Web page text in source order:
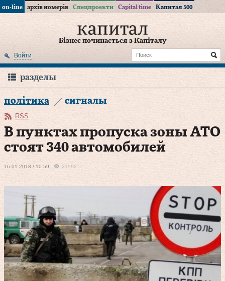
on-line архів номерів Спецпроекти Capital time Капитал 500
Бізнес починається з Капіталу
Войти
разделы
політика сигналы
RSS
В пунктах пропуска зоны АТО
стоят 340 автомобилей
16.01.2018 / 10:59 21992